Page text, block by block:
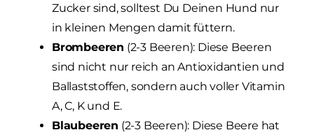
Zucker sind, solltest Du Deinen Hund nur
in kleinen Mengen damit füttern.
Brombeeren (2-3 Beeren): Diese Beeren
sind nicht nur reich an Antioxidantien und
Ballaststoffen, sondern auch voller Vitamin
A, C, K und E.
Blaubeeren (2-3 Beeren): Diese Beere hat